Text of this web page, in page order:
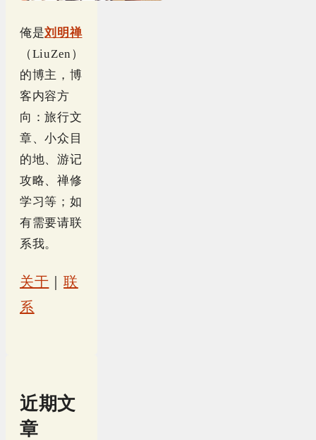
俺是刘明禅
（LiuZen）
的博主，博
客内容方
向：旅行文
章、小众目
的地、游记
攻略、禅修
学习等；如
有需要请联
系我。
关于 ｜联
系
近期文
章